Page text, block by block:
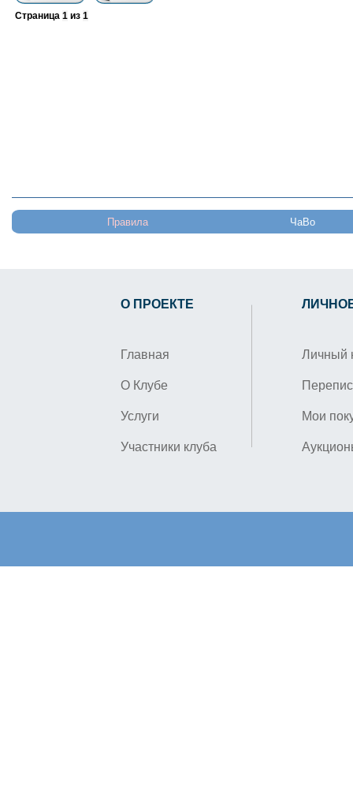
Страница 1 из 1
Правила ЧаВо
О ПРОЕКТЕ
Главная
О Клубе
Услуги
Участники клуба
Личный
Мои